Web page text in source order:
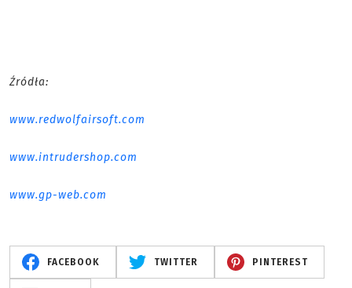
Źródła:
www.redwolfairsoft.com
www.intrudershop.com
www.gp-web.com
FACEBOOK TWITTER PINTEREST